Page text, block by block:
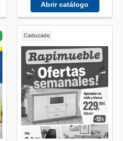
Abrir catálogo
Caducado